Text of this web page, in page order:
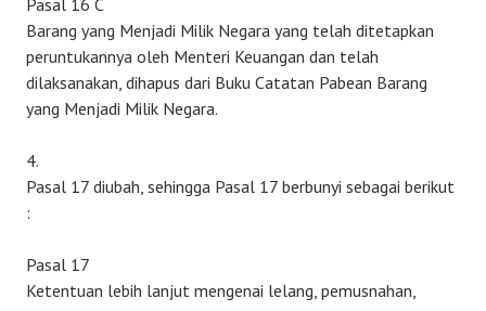
Pasal 16 C
Barang yang Menjadi Milik Negara yang telah ditetapkan
peruntukannya oleh Menteri Keuangan dan telah
dilaksanakan, dihapus dari Buku Catatan Pabean Barang
yang Menjadi Milik Negara.
4.
Pasal 17 diubah, sehingga Pasal 17 berbunyi sebagai berikut
:
Pasal 17
Ketentuan lebih lanjut mengenai lelang, pemusnahan,